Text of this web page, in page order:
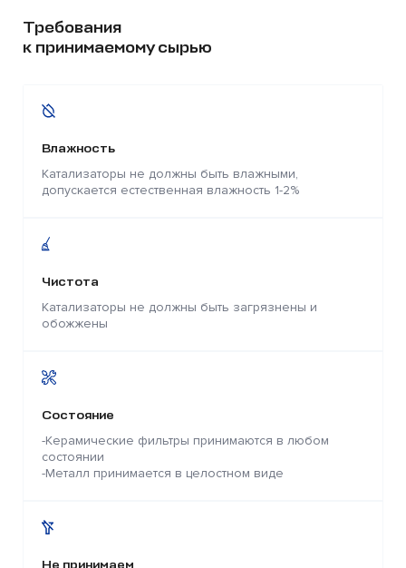
Требования
к принимаемому сырью
Влажность
Катализаторы не должны быть влажными,
допускается естественная влажность 1-2%
Чистота
Катализаторы не должны быть загрязнены и
обожжены
Состояние
-Керамические фильтры принимаются в любом
состоянии
-Металл принимается в целостном виде
Не принимаем